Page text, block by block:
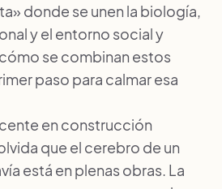
donde se unen la biología,
y el entorno social y
se combinan estos
paso para calmar esa
en construcción
que el cerebro de un
está en plenas obras. La